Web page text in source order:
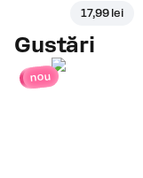
17,99 lei
Gustări
nou